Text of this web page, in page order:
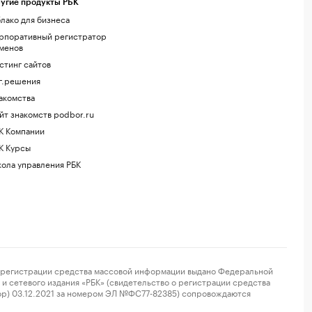
продукты РБК
для бизнеса
регистратор
сайтов
знакомств podbor.ru
Компании
Курсы
управления РБК
средства массовой информации выдано Федеральной
издания «РБК» (свидетельство о регистрации средства
03.12.2021 за номером ЭЛ №ФС77-82385) сопровождаются